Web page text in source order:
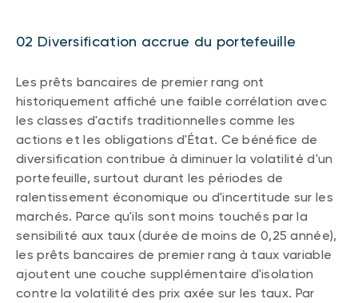
02 Diversification accrue du portefeuille
Les prêts bancaires de premier rang ont
historiquement affiché une faible corrélation avec
les classes d'actifs traditionnelles comme les
actions et les obligations d'État. Ce bénéfice de
diversification contribue à diminuer la volatilité d'un
portefeuille, surtout durant les périodes de
ralentissement économique ou d'incertitude sur les
marchés. Parce qu'ils sont moins touchés par la
sensibilité aux taux (durée de moins de 0,25 année),
les prêts bancaires de premier rang à taux variable
ajoutent une couche supplémentaire d'isolation
contre la volatilité des prix axée sur les taux. Par